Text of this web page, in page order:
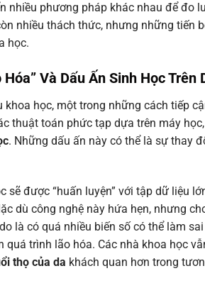
nhiều phương pháp khác nhau để đo
nhiều thách thức, nhưng những tiến
học.
Và Dấu Ấn Sinh Học Trên
khoa học, một trong những cách tiếp
thuật toán phức tạp dựa trên máy
. Những dấu ấn này có thể là sự thay
sẽ được “huấn luyện” với tập dữ liệu
dù công nghệ này hứa hẹn, nhưng
là có quá nhiều biến số có thể làm
quá trình lão hóa. Các nhà khoa học
thọ của da khách quan hơn trong